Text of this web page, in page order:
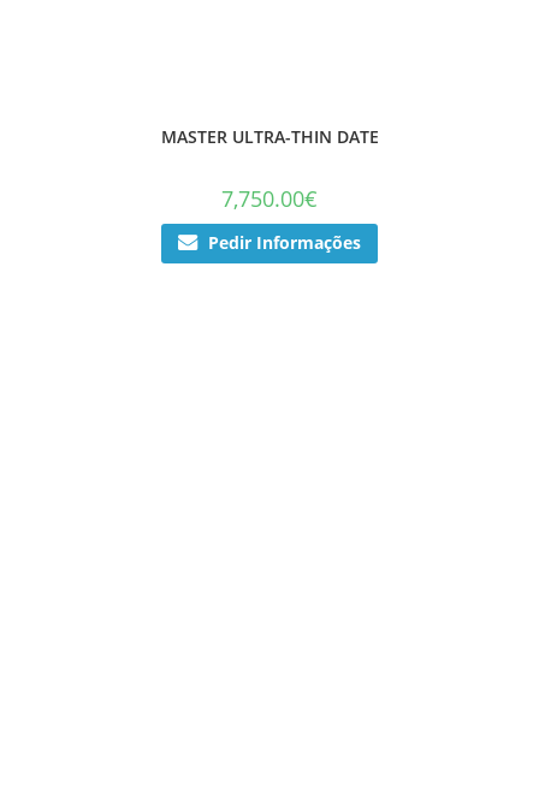
MASTER ULTRA-THIN DATE
7,750.00€
Pedir Informações